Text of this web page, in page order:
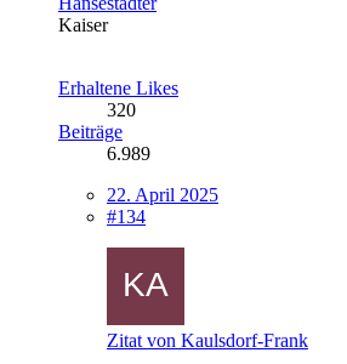
Kaiser
Erhaltene Likes
320
Beiträge
6.989
22. April 2025
#134
Zitat von Kaulsdorf-Frank